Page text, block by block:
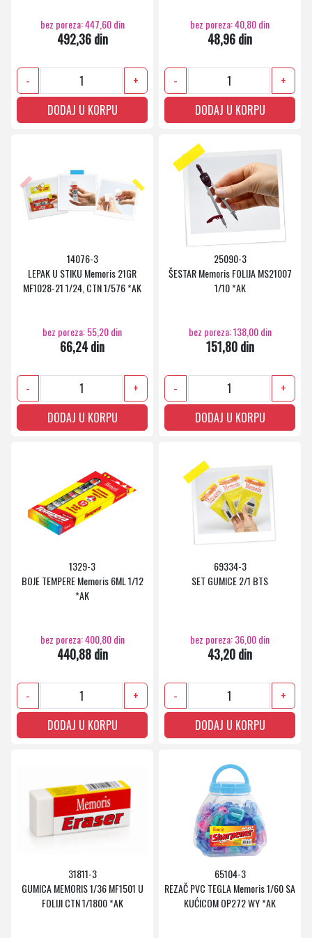
bez poreza: 447,60 din
492,36 din
-
+
DODAJ U KORPU
bez poreza: 40,80 din
48,96 din
-
+
DODAJ U KORPU
14076-3
LEPAK U STIKU Memoris 21GR
MF1028-21 1/24, CTN 1/576 *AK
bez poreza: 55,20 din
66,24 din
-
+
DODAJ U KORPU
25090-3
ŠESTAR Memoris FOLIJA MS21007
1/10 *AK
bez poreza: 138,00 din
151,80 din
-
+
DODAJ U KORPU
1329-3
BOJE TEMPERE Memoris 6ML 1/12
*AK
bez poreza: 400,80 din
440,88 din
-
+
DODAJ U KORPU
69334-3
SET GUMICE 2/1 BTS
bez poreza: 36,00 din
43,20 din
-
+
DODAJ U KORPU
31811-3
GUMICA MEMORIS 1/36 MF1501 U
FOLIJI CTN 1/1800 *AK
65104-3
REZAČ PVC TEGLA Memoris 1/60 SA
KUĆICOM OP272 WY *AK